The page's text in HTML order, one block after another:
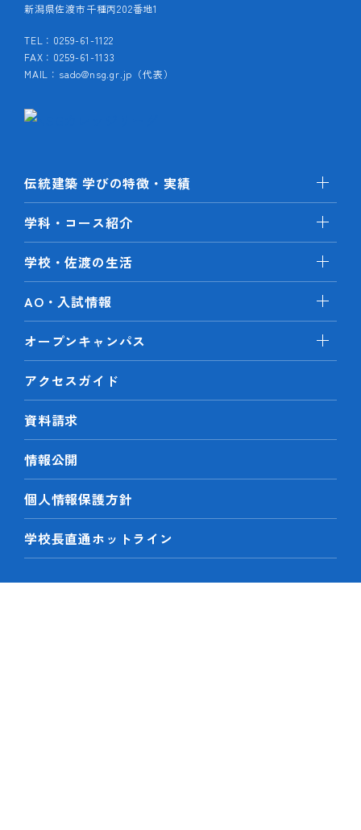
新潟県佐渡市千種丙202番地1
TEL：0259-61-1122
FAX：0259-61-1133
MAIL：sado@nsg.gr.jp（代表）
伝統建築 学びの特徴・実績
学科・コース紹介
学校・佐渡の生活
AO・入試情報
オープンキャンパス
アクセスガイド
資料請求
情報公開
個人情報保護方針
学校長直通ホットライン